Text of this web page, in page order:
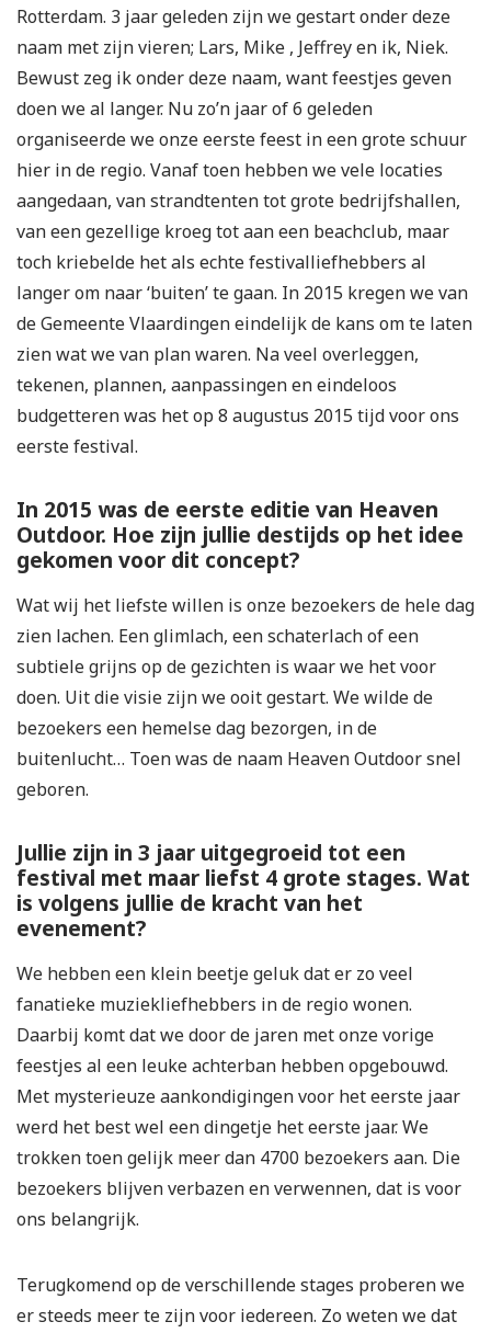
Rotterdam. 3 jaar geleden zijn we gestart onder deze
naam met zijn vieren; Lars, Mike , Jeffrey en ik, Niek.
Bewust zeg ik onder deze naam, want feestjes geven
doen we al langer. Nu zo’n jaar of 6 geleden
organiseerde we onze eerste feest in een grote schuur
hier in de regio. Vanaf toen hebben we vele locaties
aangedaan, van strandtenten tot grote bedrijfshallen,
van een gezellige kroeg tot aan een beachclub, maar
toch kriebelde het als echte festivalliefhebbers al
langer om naar ‘buiten’ te gaan. In 2015 kregen we van
de Gemeente Vlaardingen eindelijk de kans om te laten
zien wat we van plan waren. Na veel overleggen,
tekenen, plannen, aanpassingen en eindeloos
budgetteren was het op 8 augustus 2015 tijd voor ons
eerste festival.
In 2015 was de eerste editie van Heaven
Outdoor. Hoe zijn jullie destijds op het idee
gekomen voor dit concept?
Wat wij het liefste willen is onze bezoekers de hele dag
zien lachen. Een glimlach, een schaterlach of een
subtiele grijns op de gezichten is waar we het voor
doen. Uit die visie zijn we ooit gestart. We wilde de
bezoekers een hemelse dag bezorgen, in de
buitenlucht… Toen was de naam Heaven Outdoor snel
geboren.
Jullie zijn in 3 jaar uitgegroeid tot een
festival met maar liefst 4 grote stages. Wat
is volgens jullie de kracht van het
evenement?
We hebben een klein beetje geluk dat er zo veel
fanatieke muziekliefhebbers in de regio wonen.
Daarbij komt dat we door de jaren met onze vorige
feestjes al een leuke achterban hebben opgebouwd.
Met mysterieuze aankondigingen voor het eerste jaar
werd het best wel een dingetje het eerste jaar. We
trokken toen gelijk meer dan 4700 bezoekers aan. Die
bezoekers blijven verbazen en verwennen, dat is voor
ons belangrijk.
Terugkomend op de verschillende stages proberen we
er steeds meer te zijn voor iedereen. Zo weten we dat